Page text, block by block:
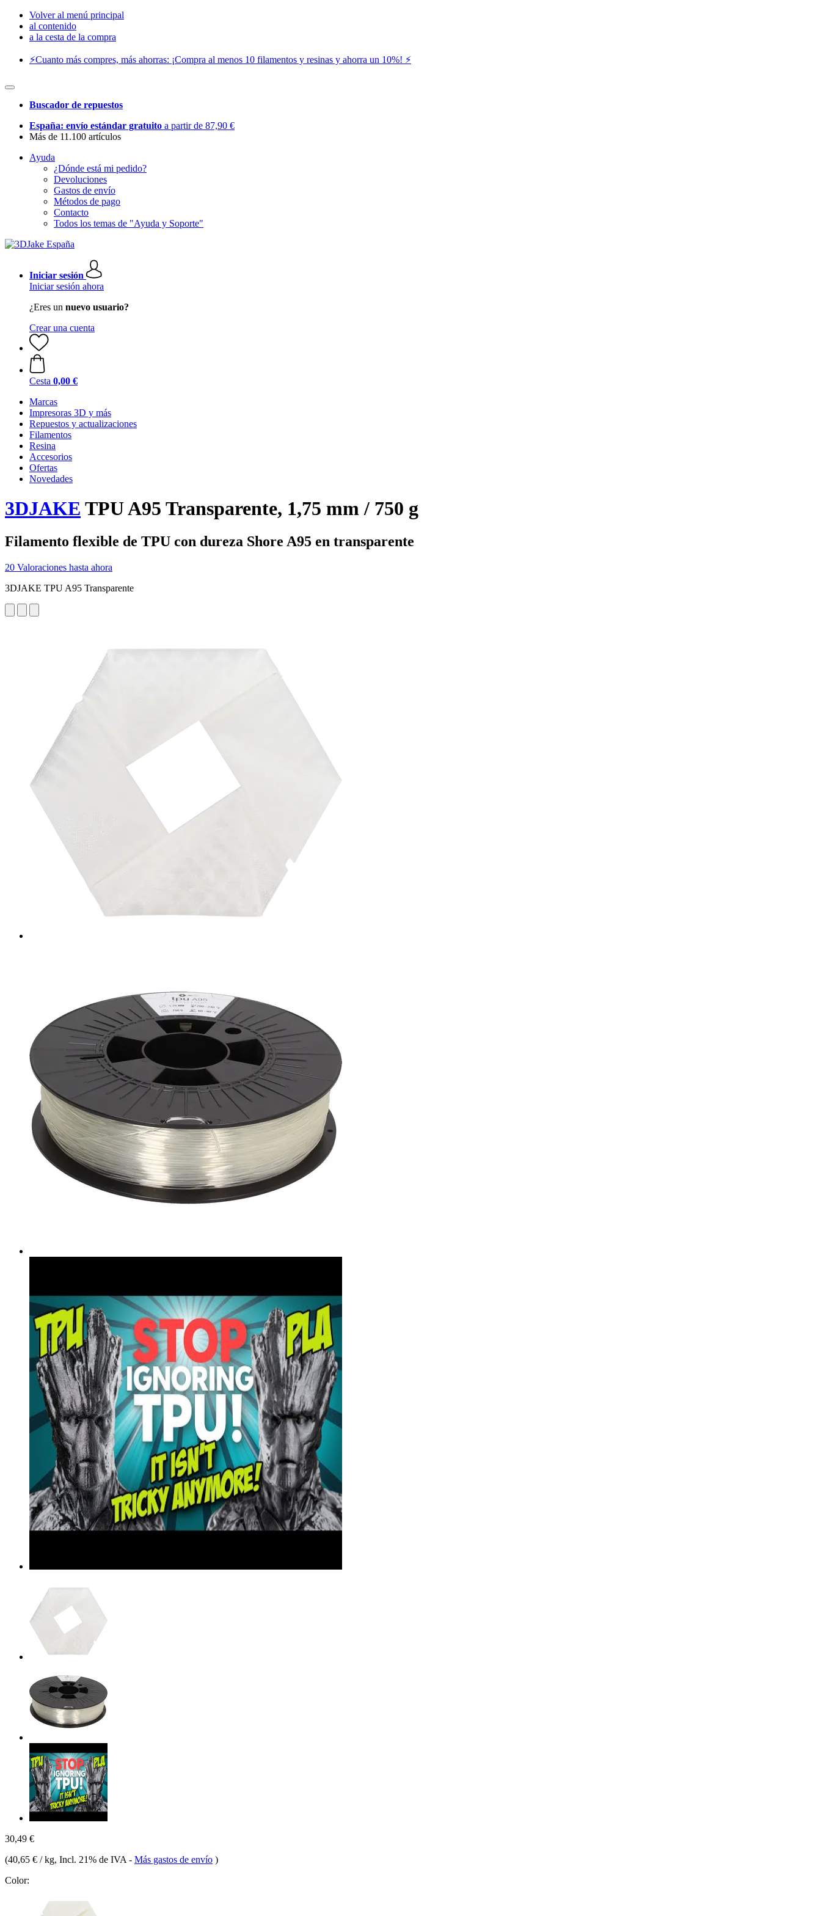
Volver al menú principal
al contenido
a la cesta de la compra
⚡️Cuanto más compres, más ahorras: ¡Compra al menos 10 filamentos y resinas y ahorra un 10%! ⚡️
Buscador de repuestos
España: envío estándar gratuito a partir de 87,90 €
Más de 11.100 artículos
Ayuda
¿Dónde está mi pedido?
Devoluciones
Gastos de envío
Métodos de pago
Contacto
Todos los temas de "Ayuda y Soporte"
Iniciar sesión
Iniciar sesión ahora
¿Eres un nuevo usuario?
Crear una cuenta
Cesta 0,00 €
Marcas
Impresoras 3D y más
Repuestos y actualizaciones
Filamentos
Resina
Accesorios
Ofertas
Novedades
3DJAKE TPU A95 Transparente, 1,75 mm / 750 g
Filamento flexible de TPU con dureza Shore A95 en transparente
20 Valoraciones hasta ahora
3DJAKE TPU A95 Transparente
30,49 €
(40,65 € / kg, Incl. 21% de IVA - Más gastos de envío )
Color: